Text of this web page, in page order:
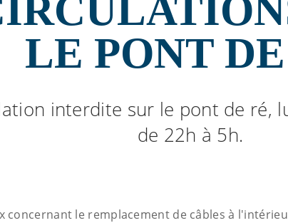
LE PONT
interdite sur le pont de ré,
de 22h à 5h.
concernant le remplacement de câbles à